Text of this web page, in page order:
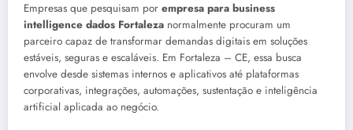
Empresas que pesquisam por empresa para business
intelligence dados Fortaleza normalmente procuram um
parceiro capaz de transformar demandas digitais em soluções
estáveis, seguras e escaláveis. Em Fortaleza – CE, essa busca
envolve desde sistemas internos e aplicativos até plataformas
corporativas, integrações, automações, sustentação e inteligência
artificial aplicada ao negócio.